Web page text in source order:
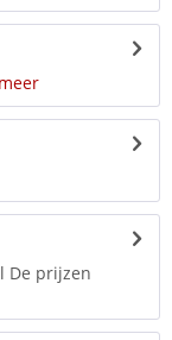
meer
De prijzen